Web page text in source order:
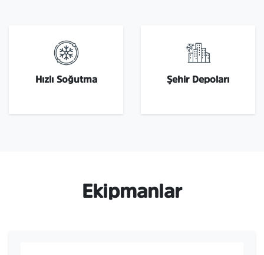
Hızlı Soğutma Şehir Depoları
Ekipmanlar